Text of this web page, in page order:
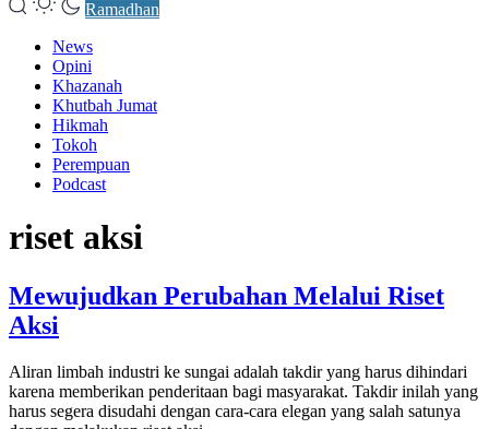
Ramadhan
News
Opini
Khazanah
Khutbah Jumat
Hikmah
Tokoh
Perempuan
Podcast
riset aksi
Mewujudkan Perubahan Melalui Riset
Aksi
Aliran limbah industri ke sungai adalah takdir yang harus dihindari
karena memberikan penderitaan bagi masyarakat. Takdir inilah yang
harus segera disudahi dengan cara-cara elegan yang salah satunya